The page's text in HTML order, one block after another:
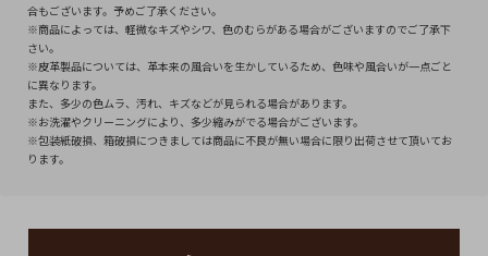
合もございます。予めご了承ください。
※商品によっては、軽微なキズやシワ、色のむらがある場合がございますのでご了承下
さい。
※皮革製品については、革本来の風合いを生かしているため、色味や風合いが一点ごと
に異なります。
また、多少の色ムラ、汚れ、キズなどが見られる場合があります。
※お洗濯やクリーニングにより、多少縮みがでる場合がございます。
※包装紙破損、箱破損につきましては商品に不良が無い場合に限り出荷させて頂いてお
ります。